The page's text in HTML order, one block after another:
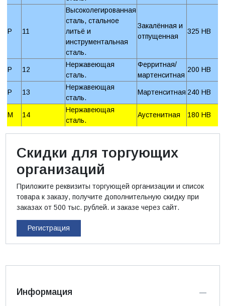
P 11
Высоколегированная
сталь, стальное
литьё и
инструментальная
сталь.
Закалённая и
отпущенная
325 HB
P 12
Нержавеющая
сталь.
Ферритная/
мартенситная
200 HB
P 13
Нержавеющая
сталь.
Мартенситная 240 HB
M 14
Нержавеющая
сталь.
Аустенитная 180 HB
Скидки для торгующих
организаций
Приложите реквизиты торгующей организации и список
товара к заказу, получите дополнительную скидку при
заказах от 500 тыс. рублей. и заказе через сайт.
Регистрация
Информация